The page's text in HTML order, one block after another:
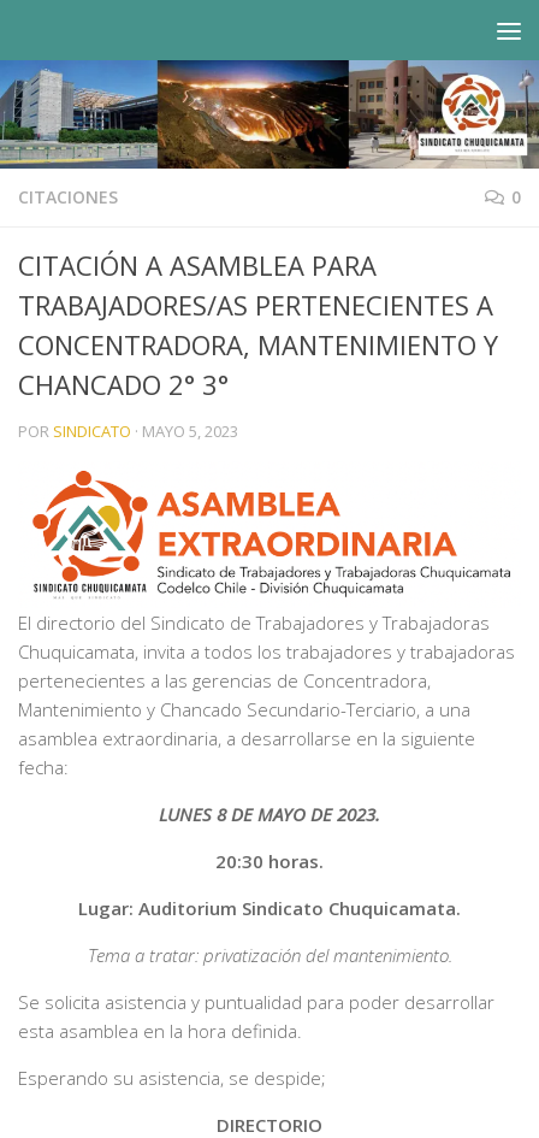
CITACIONES 0
CITACIÓN A ASAMBLEA PARA
TRABAJADORES/AS PERTENECIENTES A
CONCENTRADORA, MANTENIMIENTO Y
CHANCADO 2° 3°
POR SINDICATO · MAYO 5, 2023
El directorio del Sindicato de Trabajadores y Trabajadoras
Chuquicamata, invita a todos los trabajadores y trabajadoras
pertenecientes a las gerencias de Concentradora,
Mantenimiento y Chancado Secundario-Terciario, a una
asamblea extraordinaria, a desarrollarse en la siguiente
fecha:
LUNES 8 DE MAYO DE 2023.
20:30 horas.
Lugar: Auditorium Sindicato Chuquicamata.
Tema a tratar: privatización del mantenimiento.
Se solicita asistencia y puntualidad para poder desarrollar
esta asamblea en la hora definida.
Esperando su asistencia, se despide;
DIRECTORIO